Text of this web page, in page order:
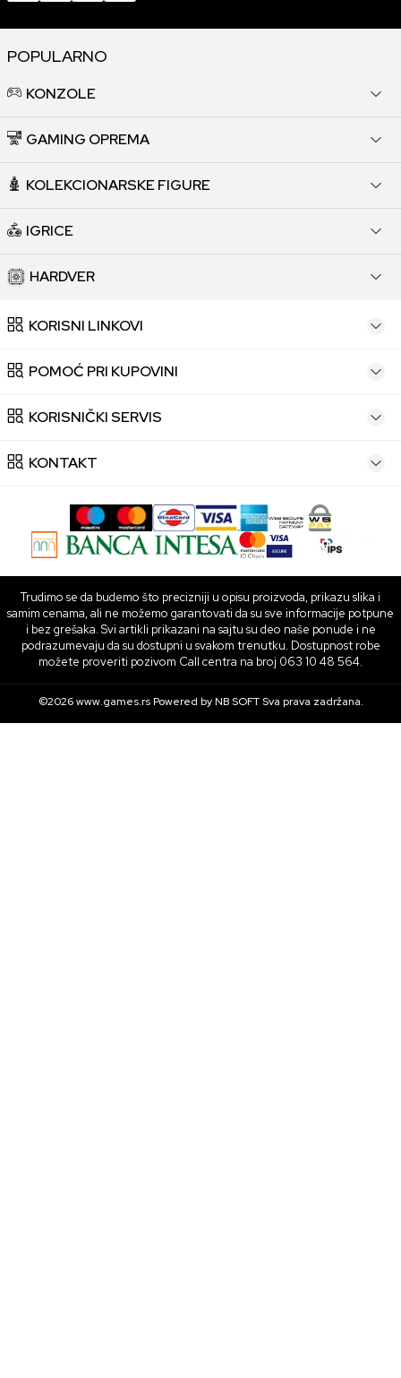
POPULARNO
KONZOLE
GAMING OPREMA
KOLEKCIONARSKE FIGURE
IGRICE
HARDVER
KORISNI LINKOVI
POMOĆ PRI KUPOVINI
KORISNIČKI SERVIS
KONTAKT
Trudimo se da budemo što precizniji u opisu proizvoda, prikazu slika i
samim cenama, ali ne možemo garantovati da su sve informacije potpune
i bez grešaka. Svi artikli prikazani na sajtu su deo naše ponude i ne
podrazumevaju da su dostupni u svakom trenutku. Dostupnost robe
možete proveriti pozivom Call centra na broj 063 10 48 564.
©2026www.games.rs Powered byNB SOFTSva prava zadržana.